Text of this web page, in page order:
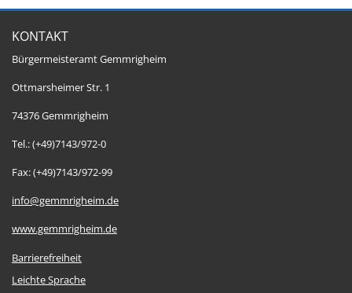
KONTAKT
Bürgermeisteramt Gemmrigheim
Ottmarsheimer Str. 1
74376 Gemmrigheim
Tel.: (+49)7143/972-0
Fax: (+49)7143/972-99
info@gemmrigheim.de
www.gemmrigheim.de
Barrierefreiheit
Leichte Sprache